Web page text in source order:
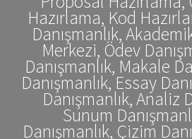
Hazırlama, Kod
Danışmanlık,
Merkezi, Ödev
Danışmanlık, Makale
Danışmanlık, Essay
Danışmanlık, Analiz
Sunum
Danışmanlık, Çizim